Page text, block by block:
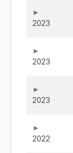
2023
2023
2023
2022